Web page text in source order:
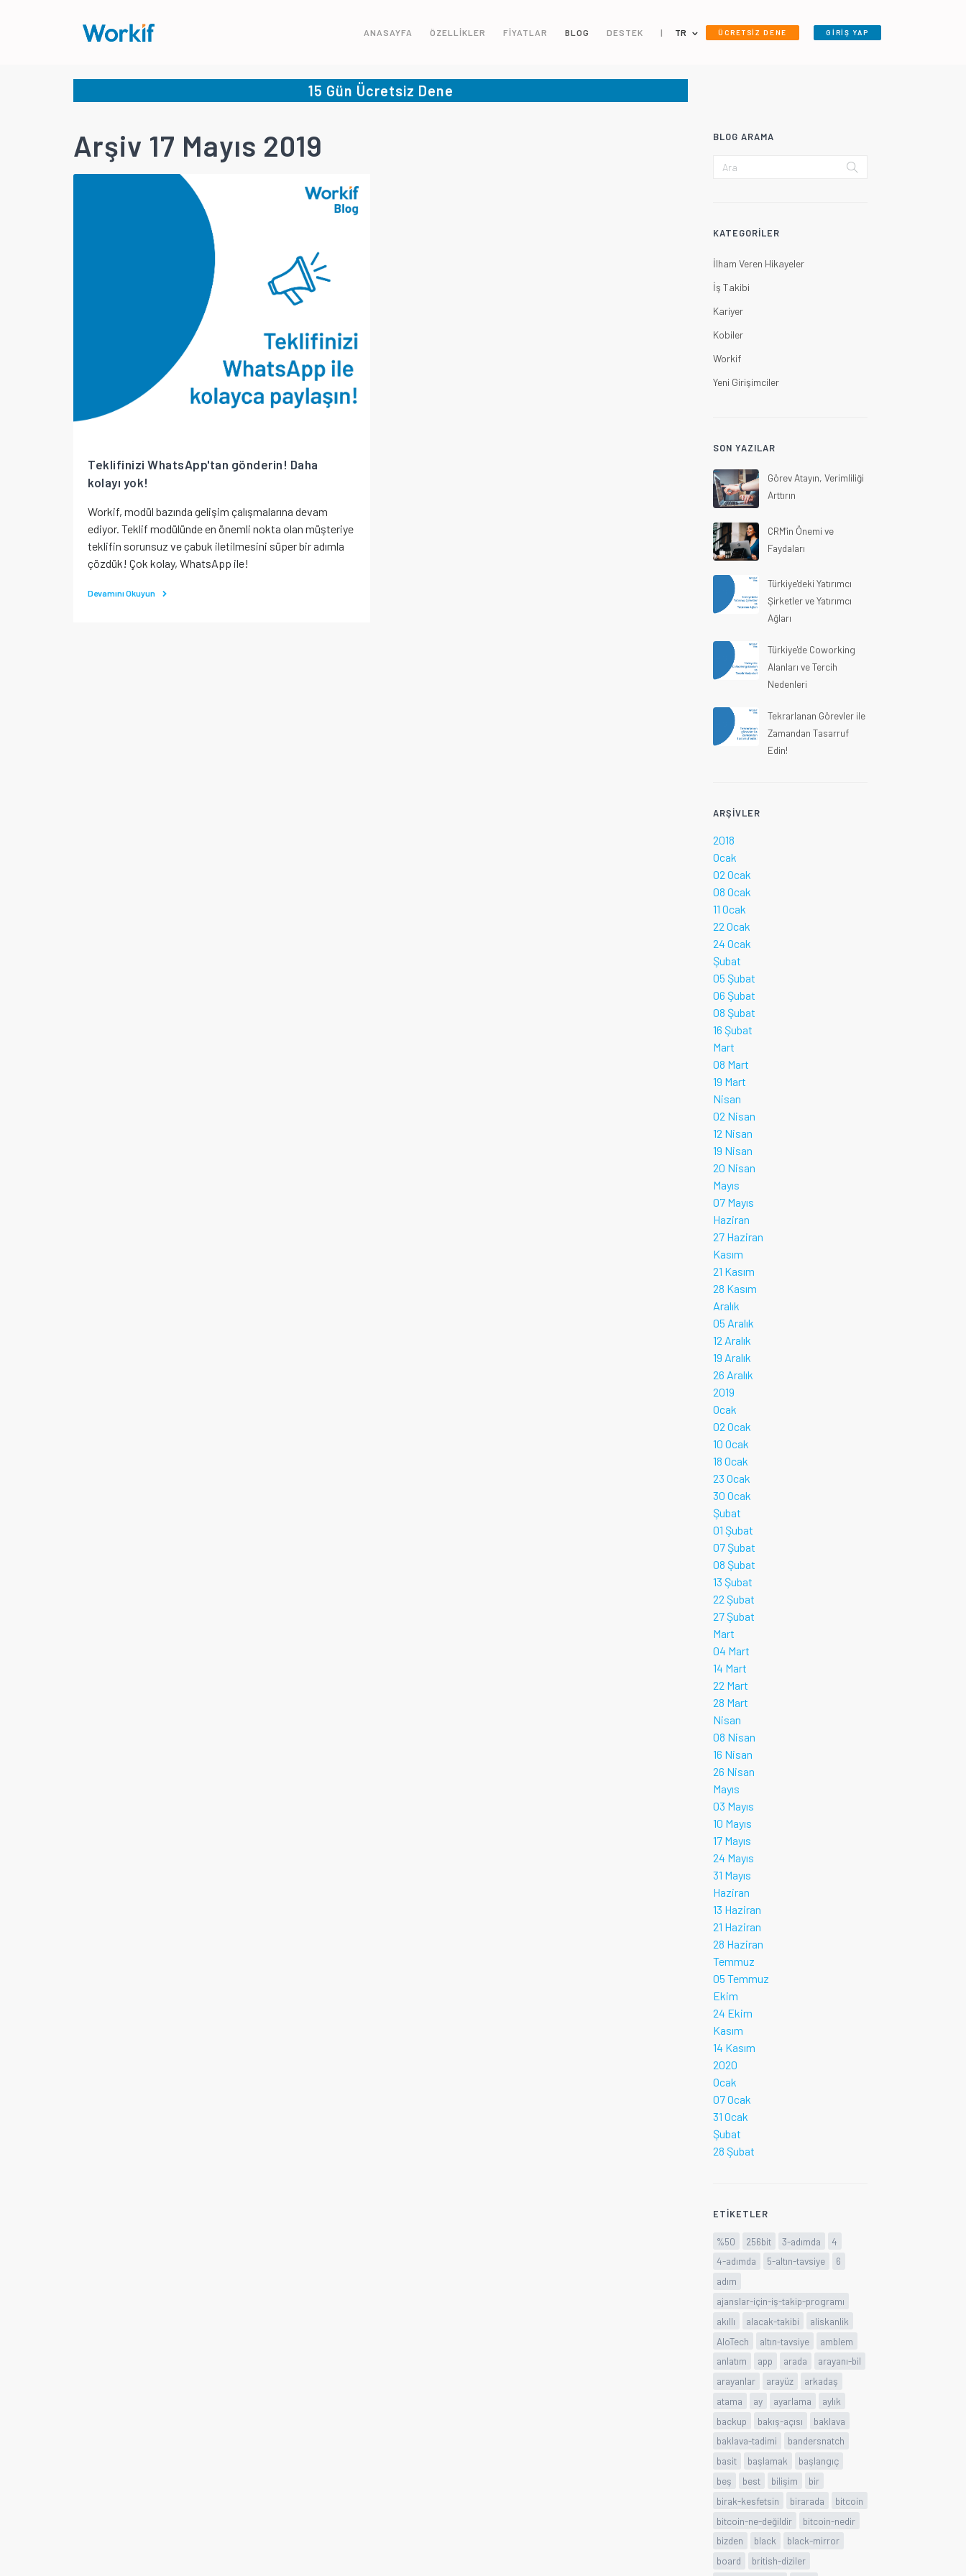
ANASAYFA ÖZELLİKLER FİYATLAR BLOG DESTEK | TR ÜCRETSİZ DENE GİRİŞ YAP
15 Gün Ücretsiz Dene
Arşiv 17 Mayıs 2019
Teklifinizi WhatsApp'tan gönderin! Daha
kolayı yok!
Workif, modül bazında gelişim çalışmalarına devam
ediyor. Teklif modülünde en önemli nokta olan müşteriye
teklifin sorunsuz ve çabuk iletilmesini süper bir adımla
çözdük! Çok kolay, WhatsApp ile!
Devamını Okuyun
BLOG ARAMA
KATEGORILER
İlham Veren Hikayeler
İş Takibi
Kariyer
Kobiler
Workif
Yeni Girişimciler
SON YAZILAR
Görev Atayın, Verimliliği
Arttırın
CRM'in Önemi ve
Faydaları
Türkiye'deki Yatırımcı
Şirketler ve Yatırımcı
Ağları
Türkiye'de Coworking
Alanları ve Tercih
Nedenleri
Tekrarlanan Görevler ile
Zamandan Tasarruf
Edin!
ARŞIVLER
2018
Ocak
02 Ocak
08 Ocak
11 Ocak
22 Ocak
24 Ocak
Şubat
05 Şubat
06 Şubat
08 Şubat
16 Şubat
Mart
08 Mart
19 Mart
Nisan
02 Nisan
12 Nisan
19 Nisan
20 Nisan
Mayıs
07 Mayıs
Haziran
27 Haziran
Kasım
21 Kasım
28 Kasım
Aralık
05 Aralık
12 Aralık
19 Aralık
26 Aralık
2019
Ocak
02 Ocak
10 Ocak
18 Ocak
23 Ocak
30 Ocak
Şubat
01 Şubat
07 Şubat
08 Şubat
13 Şubat
22 Şubat
27 Şubat
Mart
04 Mart
14 Mart
22 Mart
28 Mart
Nisan
08 Nisan
16 Nisan
26 Nisan
Mayıs
03 Mayıs
10 Mayıs
17 Mayıs
24 Mayıs
31 Mayıs
Haziran
13 Haziran
21 Haziran
28 Haziran
Temmuz
05 Temmuz
Ekim
24 Ekim
Kasım
14 Kasım
2020
Ocak
07 Ocak
31 Ocak
Şubat
28 Şubat
ETIKETLER
%50 256bit 3-adımda
4
4-adımda
5-altın-tavsiye
6
adım
ajanslar-için-iş-takip-programı
akıllı
alacak-takibi
aliskanlik
AloTech
altın-tavsiye
amblem
anlatım
app arada
arayanı-bil
arayanlar
arayüz
arkadaş
atama
ay ayarlama
aylık
backup
bakış-açısı
baklava
baklava-tadimi
bandersnatch
basit
başlamak
başlangıç
beş
best bilişim
bir
birak-kesfetsin
birarada
bitcoin
bitcoin-ne-değildir
bitcoin-nedir
bizden
black
black-mirror
board
british-diziler